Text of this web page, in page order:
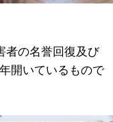
者の名誉回復及び
開いているもので